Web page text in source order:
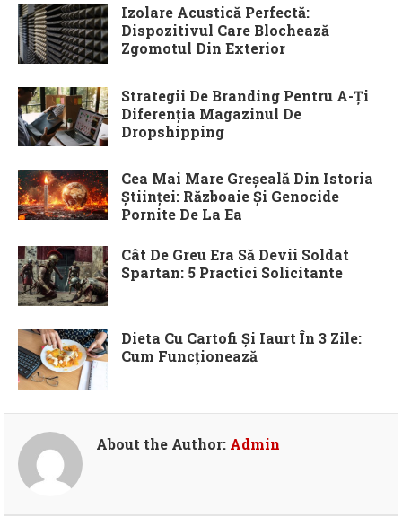
Izolare Acustică Perfectă:
Dispozitivul Care Blochează
Zgomotul Din Exterior
Strategii De Branding Pentru A-Ți
Diferenția Magazinul De
Dropshipping
Cea Mai Mare Greșeală Din Istoria
Științei: Războaie Și Genocide
Pornite De La Ea
Cât De Greu Era Să Devii Soldat
Spartan: 5 Practici Solicitante
Dieta Cu Cartofi Și Iaurt În 3 Zile:
Cum Funcționează
About the Author: Admin